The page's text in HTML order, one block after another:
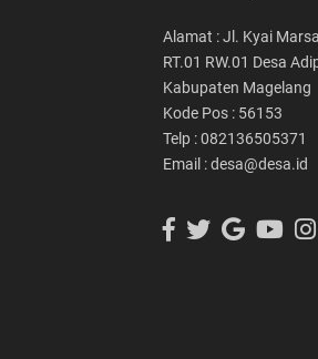
Alamat : Jl. Kyai
RT.01 RW.01 Desa
Kabupaten Magelang
Kode Pos : 56153
Telp : 082136505371
Email : desa@desa.id